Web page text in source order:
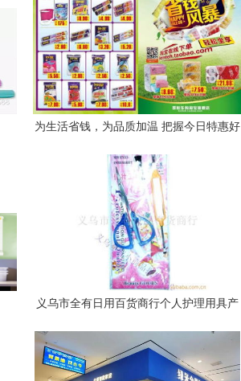
为生活省钱，为品质加温 把握今日特惠好
义乌市全有日用百货商行个人护理用具产